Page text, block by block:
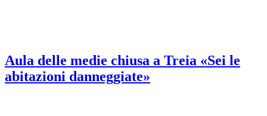
Aula delle medie chiusa a Treia «Sei le
abitazioni danneggiate»